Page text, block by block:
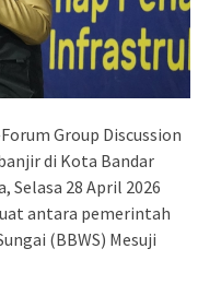
Group Discussion
di Kota Bandar
Selasa 28 April 2026
antara pemerintah
(BBWS) Mesuji